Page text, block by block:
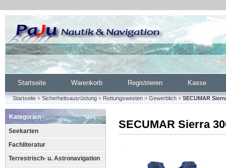
Startseite Warenkorb Registrieren Kasse
Startseite » Sicherheitsausrüstung » Rettungswesten » Gewerblich » SECUMAR
Kategorien
Seekarten
Fachliteratur
Terrestrisch- u. Astronavigation
SECUMAR Sierra